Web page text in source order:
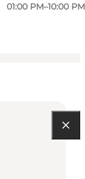
01:00 PM–10:00 PM